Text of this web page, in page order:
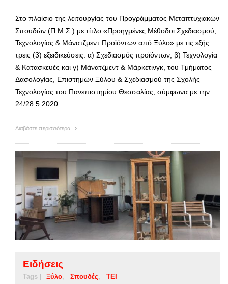
Στο πλαίσιο της λειτουργίας του Προγράμματος Μεταπτυχιακών
Σπουδών (Π.Μ.Σ.) με τίτλο «Προηγμένες Μέθοδοι Σχεδιασμού,
Τεχνολογίας & Μάνατζμεντ Προϊόντων από Ξύλο» με τις εξής
τρεις (3) εξειδικεύσεις: α) Σχεδιασμός προϊόντων, β) Τεχνολογία
& Κατασκευές και γ) Μάνατζμεντ & Μάρκετινγκ, του Τμήματος
Δασολογίας, Επιστημών Ξύλου & Σχεδιασμού της Σχολής
Τεχνολογίας του Πανεπιστημίου Θεσσαλίας, σύμφωνα με την
24/28.5.2020 …
Διαβάστε περισσότερα
Ειδήσεις
Tags | Ξύλο Σπουδές ΤΕΙ